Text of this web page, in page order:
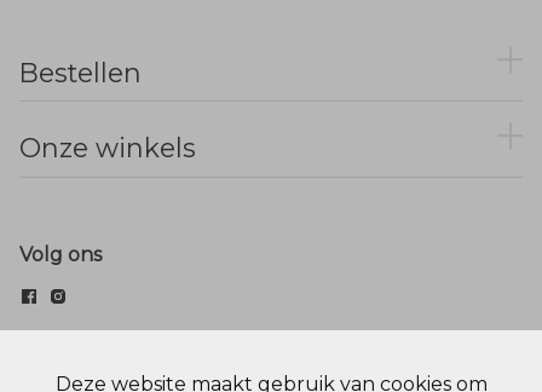
Bestellen
Onze winkels
Volg ons
© Menger Mode
Deze website maakt gebruik van cookies om